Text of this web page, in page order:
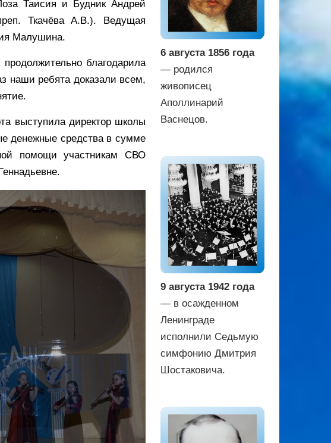
Таисия и Будник Андрей
Ткачёва А.В.). Ведущая
Малушина.
благодарила
наши ребята доказали всем,
выступила директор школы
денежные средства в сумме
помощи участникам СВО
6 августа 1856 года
— родился
живописец
Аполлинарий
Васнецов.
9 августа 1942 года
— в осажденном
Ленинграде
исполнили Седьмую
симфонию Дмитрия
Шостаковича.